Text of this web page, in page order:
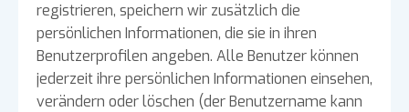
registrieren, speichern wir zusätzlich die
persönlichen Informationen, die sie in ihren
Benutzerprofilen angeben. Alle Benutzer können
jederzeit ihre persönlichen Informationen einsehen,
verändern oder löschen (der Benutzername kann